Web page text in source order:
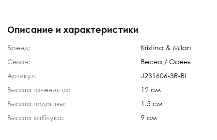
Описание и характеристики
Бренд:
Kristina & Milan
Сезон:
Весна / Осень
Артикул:
J231606-3R-BL
Высота голенища:
12 см
Высота подошвы:
1.5 см
Высота каблука:
9 см